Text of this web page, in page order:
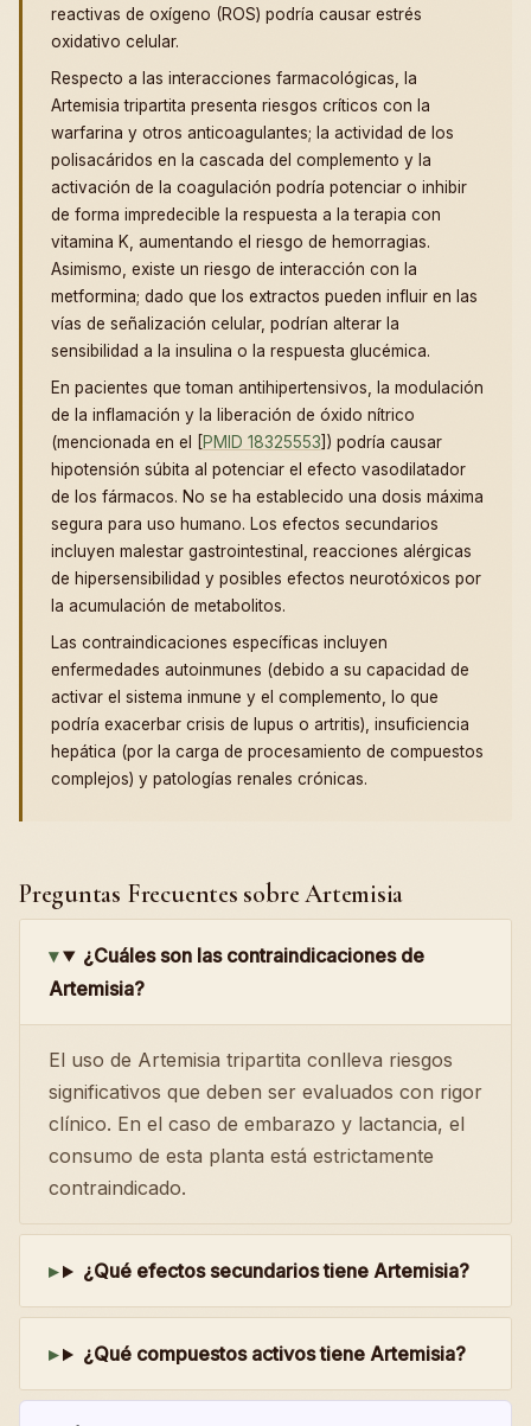
reactivas de oxígeno (ROS) podría causar estrés
oxidativo celular.
Respecto a las interacciones farmacológicas, la
Artemisia tripartita presenta riesgos críticos con la
warfarina y otros anticoagulantes; la actividad de los
polisacáridos en la cascada del complemento y la
activación de la coagulación podría potenciar o inhibir
de forma impredecible la respuesta a la terapia con
vitamina K, aumentando el riesgo de hemorragias.
Asimismo, existe un riesgo de interacción con la
metformina; dado que los extractos pueden influir en las
vías de señalización celular, podrían alterar la
sensibilidad a la insulina o la respuesta glucémica.
En pacientes que toman antihipertensivos, la modulación
de la inflamación y la liberación de óxido nítrico
(mencionada en el [PMID 18325553]) podría causar
hipotensión súbita al potenciar el efecto vasodilatador
de los fármacos. No se ha establecido una dosis máxima
segura para uso humano. Los efectos secundarios
incluyen malestar gastrointestinal, reacciones alérgicas
de hipersensibilidad y posibles efectos neurotóxicos por
la acumulación de metabolitos.
Las contraindicaciones específicas incluyen
enfermedades autoinmunes (debido a su capacidad de
activar el sistema inmune y el complemento, lo que
podría exacerbar crisis de lupus o artritis), insuficiencia
hepática (por la carga de procesamiento de compuestos
complejos) y patologías renales crónicas.
Preguntas Frecuentes sobre Artemisia
¿Cuáles son las contraindicaciones de
Artemisia?
El uso de Artemisia tripartita conlleva riesgos
significativos que deben ser evaluados con rigor
clínico. En el caso de embarazo y lactancia, el
consumo de esta planta está estrictamente
contraindicado.
¿Qué efectos secundarios tiene Artemisia?
¿Qué compuestos activos tiene Artemisia?